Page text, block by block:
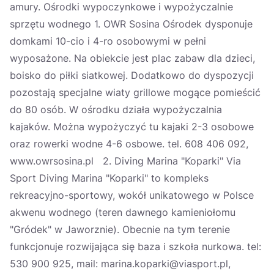
amury. Ośrodki wypoczynkowe i wypożyczalnie
sprzętu wodnego 1. OWR Sosina Ośrodek dysponuje
domkami 10-cio i 4-ro osobowymi w pełni
wyposażone. Na obiekcie jest plac zabaw dla dzieci,
boisko do piłki siatkowej. Dodatkowo do dyspozycji
pozostają specjalne wiaty grillowe mogące pomieścić
do 80 osób. W ośrodku działa wypożyczalnia
kajaków. Można wypożyczyć tu kajaki 2-3 osobowe
oraz rowerki wodne 4-6 osbowe. tel. 608 406 092,
www.owrsosina.pl 2. Diving Marina "Koparki" Via
Sport Diving Marina "Koparki" to kompleks
rekreacyjno-sportowy, wokół unikatowego w Polsce
akwenu wodnego (teren dawnego kamieniołomu
"Gródek" w Jaworznie). Obecnie na tym terenie
funkcjonuje rozwijająca się baza i szkoła nurkowa. tel:
530 900 925, mail: marina.koparki@viasport.pl,